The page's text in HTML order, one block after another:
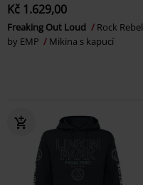
Kč 1.629,00
Freaking Out Loud
Rock Rebel
by EMP
Mikina s kapucí